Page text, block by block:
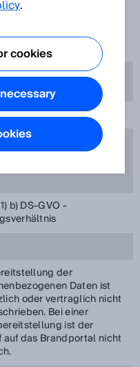
Erwin-Sick-Straße 1,
Deutschland
auf Brandportal
Kontaktdaten
b) DS-GVO -
der
Daten ist
oder vertraglich nicht
Bei einer
ist der
auf das Brandportal nicht
.
cookies